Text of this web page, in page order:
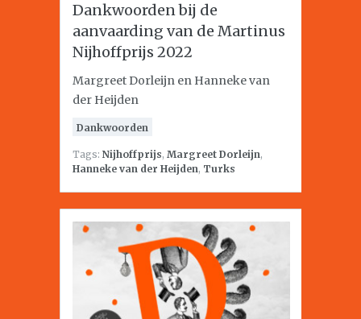
Dankwoorden bij de
aanvaarding van de Martinus
Nijhoffprijs 2022
Margreet Dorleijn en Hanneke van
der Heijden
Dankwoorden
Tags: Nijhoffprijs, Margreet Dorleijn,
Hanneke van der Heijden, Turks